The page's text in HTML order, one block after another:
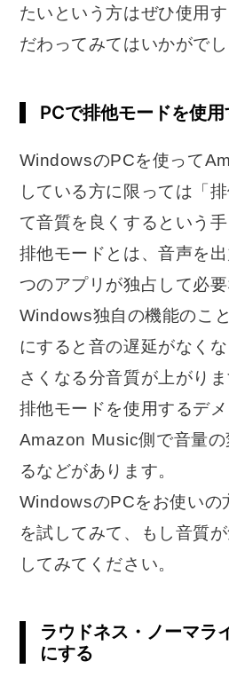
たいという方はぜひ使用
だわってみてはいかがでし
PCで排他モードを使用
WindowsのPCを使って
している方に限っては「
て音質を良くするという手
排他モードとは、音声を
つのアプリが独占して必
Windows独自の機能のこ
にすると音の遅延がなく
さくなる分音質が上がりま
排他モードを使用するデメ
Amazon Music側で音量の
るなどがあります。
WindowsのPCをお使いの
を試してみて、もし音質
してみてください。
ラウドネス・ノーマラ
にする